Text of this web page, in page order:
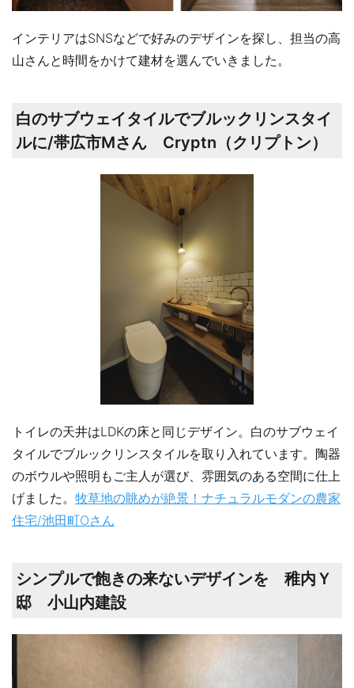
インテリアはSNSなどで好みのデザインを探し、担当の高
山さんと時間をかけて建材を選んでいきました。
白のサブウェイタイルでブルックリンスタイ
ルに/帯広市Mさん Cryptn（クリプトン）
トイレの天井はLDKの床と同じデザイン。白のサブウェイ
タイルでブルックリンスタイルを取り入れています。陶器
のボウルや照明もご主人が選び、雰囲気のある空間に仕上
げました。 牧草地の眺めが絶景！ナチュラルモダンの農家
住宅/池田町Oさん
シンプルで飽きの来ないデザインを 稚内Ｙ
邸 小山内建設